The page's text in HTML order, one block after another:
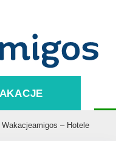
Wakacjeamigos – Hotele